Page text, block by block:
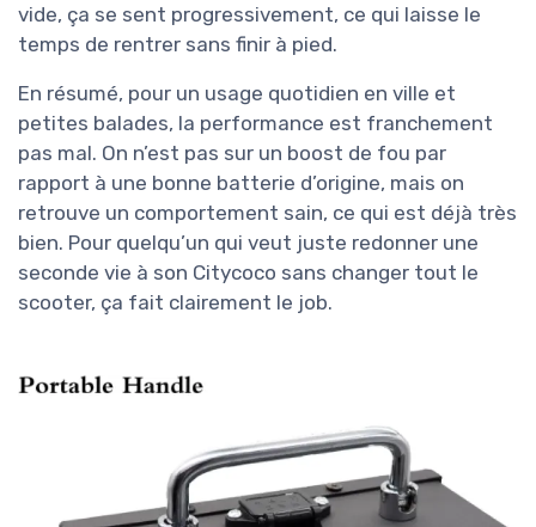
vide, ça se sent progressivement, ce qui laisse le
temps de rentrer sans finir à pied.
En résumé, pour un usage quotidien en ville et
petites balades, la performance est franchement
pas mal. On n’est pas sur un boost de fou par
rapport à une bonne batterie d’origine, mais on
retrouve un comportement sain, ce qui est déjà très
bien. Pour quelqu’un qui veut juste redonner une
seconde vie à son Citycoco sans changer tout le
scooter, ça fait clairement le job.